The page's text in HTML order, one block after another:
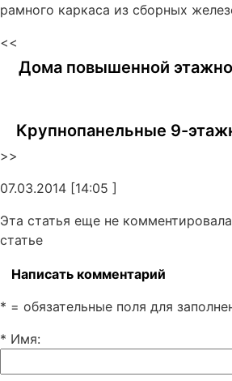
рамного каркаса из сборных
<<
Дома повышенной
Крупнопанельные 9-
>>
07.03.2014 [14:05 ]
Эта статья еще не
статье
Написать комментарий
* = обязательные поля для
* Имя: